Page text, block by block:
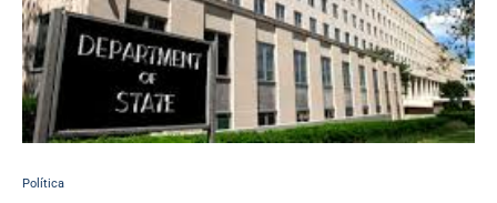
Política